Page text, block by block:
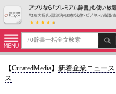
【CuratedMedia】 新着企業ニュース
ス